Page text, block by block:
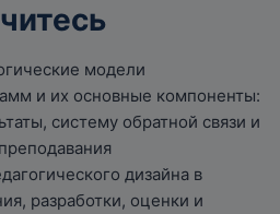
модели
и их основные компоненты:
систему обратной связи и
дизайна в
разработки, оценки и